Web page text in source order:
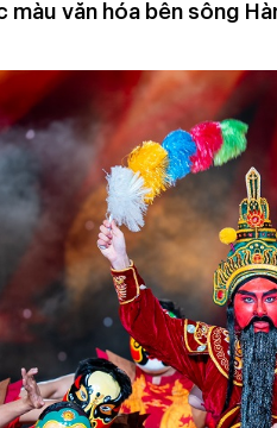
màu văn hóa bên sông